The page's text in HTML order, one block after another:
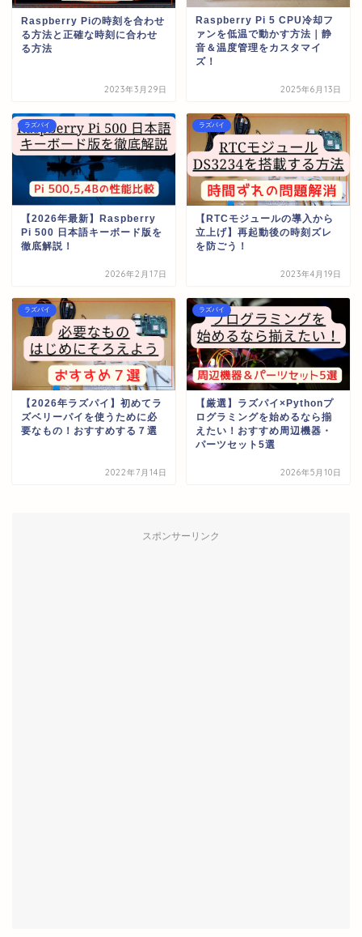
Raspberry Piの時刻を合わせ
る方法と正確な時刻に合わせ
る方法
2023年3月29日
Raspberry Pi 5 CPU冷却フ
ァンを低温で動かす方法｜静
音＆温度管理をカスタマイ
ズ！
2025年6月13日
ラズパイ
【2026年最新】Raspberry
Pi 500 日本語キーボード版を
徹底解説！
2026年2月17日
ラズパイ
【RTCモジュールの導入から
立上げ】再起動後の時刻ズレ
を防ごう！
2023年4月19日
ラズパイ
【2026年ラズパイ】初めてラ
ズベリーパイを使うために必
要なもの！おすすめする７選
2022年7月14日
ラズパイ
【厳選】ラズパイ×Pythonプ
ログラミングを始めるなら揃
えたい！おすすめ周辺機器・
パーツセット5選
2026年5月10日
スポンサーリンク